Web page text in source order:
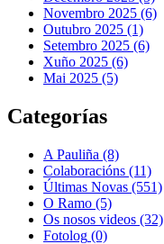
Novembro 2025 (6)
Outubro 2025 (1)
Setembro 2025 (6)
Xuño 2025 (6)
Mai 2025 (5)
Categorías
A Pauliña (8)
Colaboracións (11)
Últimas Novas (551)
O Ramo (5)
Os nosos videos (32)
Fotolog (0)